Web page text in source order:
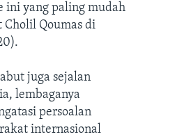
ini yang paling mudah
Qoumas di
juga sejalan
lembaganya
persoalan
internasional